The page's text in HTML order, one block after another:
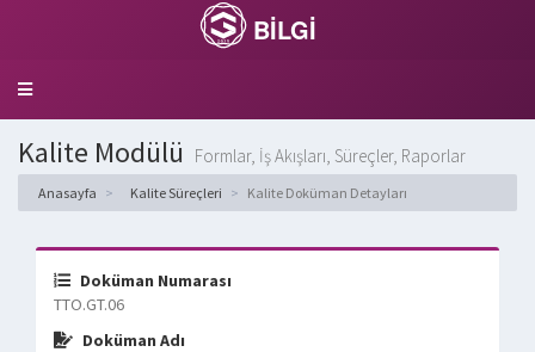
BİLGİ
Toggle
Kalite Modülü Formlar, İş Akışları, Süreçler, Raporlar
Anasayfa Kalite Süreçleri Kalite Doküman Detayları
Doküman Numarası
TTO.GT.06
Doküman Adı